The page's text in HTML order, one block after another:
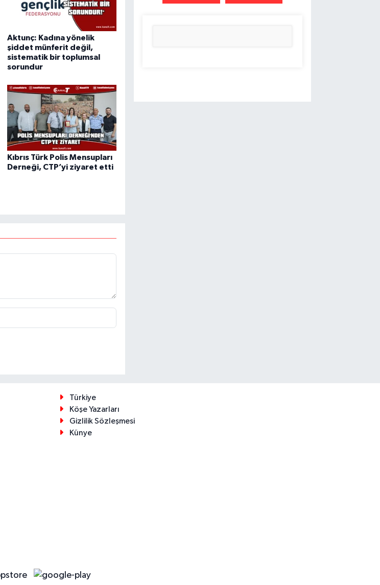
Aktunç: Kadına yönelik
şiddet münferit değil,
sistematik bir toplumsal
sorundur
Kıbrıs Türk Polis Mensupları
Derneği, CTP’yi ziyaret etti
Türkiye
Köşe Yazarları
Gizlilik Sözleşmesi
Künye